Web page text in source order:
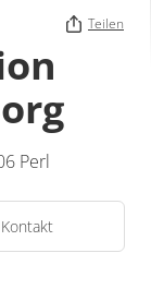
Teilen
Perl
Kontakt